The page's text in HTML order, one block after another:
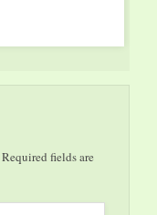
Required fields are